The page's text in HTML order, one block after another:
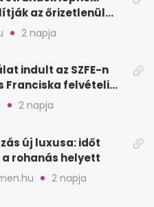
az őrizetlenül
törölközőket
2 napja
indult az SZFE-n
Franciska felvételi
után
2 napja
új luxusa: időt
a rohanás helyett
2 napja